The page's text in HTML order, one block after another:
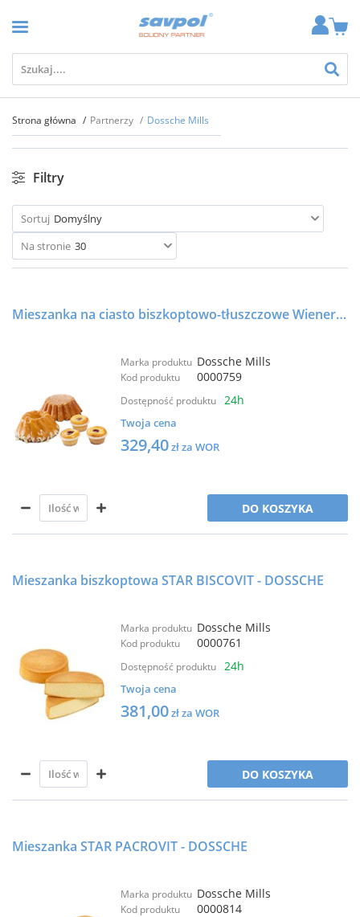
Strona główna Partnerzy Dossche Mills
Filtry
Sortuj Domyślny
Na stronie 30
Mieszanka na ciasto biszkoptowo-tłuszczowe Wienercake 15 kg - Dossche Mills
Marka produktu Dossche Mills
Kod produktu 0000759
Dostępność produktu 24h
Twoja cena
329,40zł za WOR
DO KOSZYKA
Mieszanka biszkoptowa STAR BISCOVIT - DOSSCHE
Marka produktu Dossche Mills
Kod produktu 0000761
Dostępność produktu 24h
Twoja cena
381,00zł za WOR
DO KOSZYKA
Mieszanka STAR PACROVIT - DOSSCHE
Marka produktu Dossche Mills
Kod produktu 0000814